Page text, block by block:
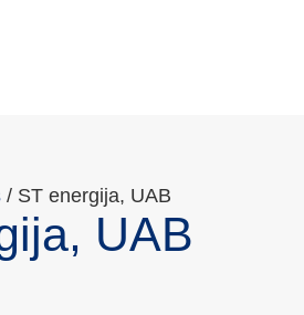
/ ST energija, UAB
UAB